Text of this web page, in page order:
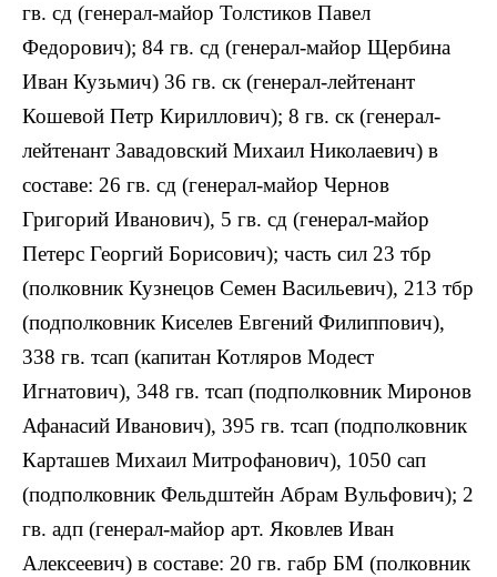
гв. сд (генерал-майор Толстиков Павел
Федорович); 84 гв. сд (генерал-майор Щербина
Иван Кузьмич) 36 гв. ск (генерал-лейтенант
Кошевой Петр Кириллович); 8 гв. ск (генерал-
лейтенант Завадовский Михаил Николаевич) в
составе: 26 гв. сд (генерал-майор Чернов
Григорий Иванович), 5 гв. сд (генерал-майор
Петерс Георгий Борисович); часть сил 23 тбр
(полковник Кузнецов Семен Васильевич), 213 тбр
(подполковник Киселев Евгений Филиппович),
338 гв. тсап (капитан Котляров Модест
Игнатович), 348 гв. тсап (подполковник Миронов
Афанасий Иванович), 395 гв. тсап (подполковник
Карташев Михаил Митрофанович), 1050 сап
(подполковник Фельдштейн Абрам Вульфович); 2
гв. адп (генерал-майор арт. Яковлев Иван
Алексеевич) в составе: 20 гв. габр БМ (полковник